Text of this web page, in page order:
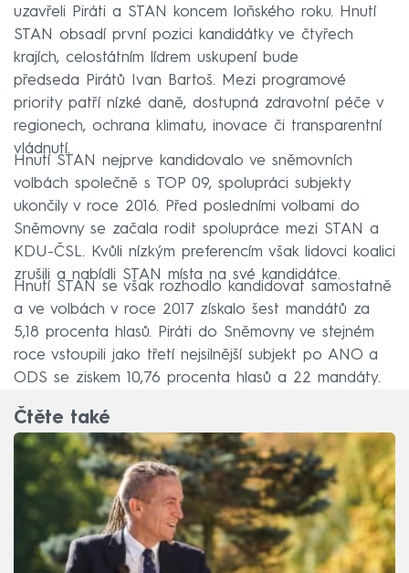
uzavřeli Piráti a STAN koncem loňského roku. Hnutí
STAN obsadí první pozici kandidátky ve čtyřech
krajích, celostátním lídrem uskupení bude
předseda Pirátů Ivan Bartoš. Mezi programové
priority patří nízké daně, dostupná zdravotní péče v
regionech, ochrana klimatu, inovace či transparentní
vládnutí.
Hnutí STAN nejprve kandidovalo ve sněmovních
volbách společně s TOP 09, spolupráci subjekty
ukončily v roce 2016. Před posledními volbami do
Sněmovny se začala rodit spolupráce mezi STAN a
KDU-ČSL. Kvůli nízkým preferencím však lidovci koalici
zrušili a nabídli STAN místa na své kandidátce.
Hnutí STAN se však rozhodlo kandidovat samostatně
a ve volbách v roce 2017 získalo šest mandátů za
5,18 procenta hlasů. Piráti do Sněmovny ve stejném
roce vstoupili jako třetí nejsilnější subjekt po ANO a
ODS se ziskem 10,76 procenta hlasů a 22 mandáty.
Čtěte také